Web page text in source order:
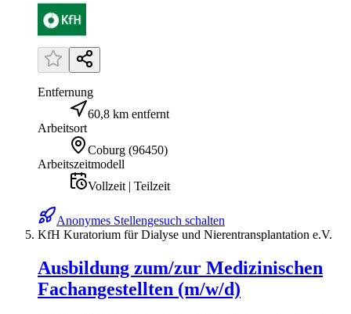
Entfernung
60,8 km entfernt
Arbeitsort
Coburg (96450)
Arbeitszeitmodell
Vollzeit | Teilzeit
Anonymes Stellengesuch schalten
KfH Kuratorium für Dialyse und Nierentransplantation e.V.
Ausbildung zum/zur Medizinischen
Fachangestellten (m/w/d)